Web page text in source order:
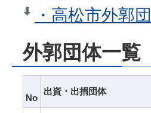
・高松市外郭
外郭団体一覧
No
出資・出捐団体